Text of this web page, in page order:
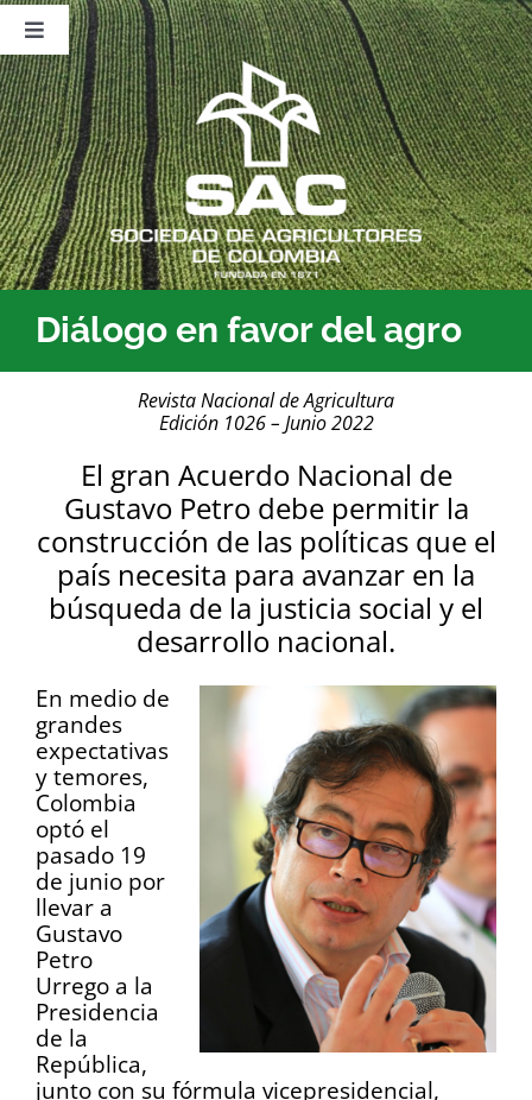
Saltar
contenido
Toggle
Navigation
Nosotros
Publicaciones
Sala de Prensa
Eventos
Diálogo en favor del agro
Revista Nacional de Agricultura
Edición 1026 – Junio 2022
El gran Acuerdo Nacional de
Gustavo Petro debe permitir la
construcción de las políticas que el
país necesita para avanzar en la
búsqueda de la justicia social y el
desarrollo nacional.
En medio de
grandes
expectativas
y temores,
Colombia
optó el
pasado 19
de junio por
llevar a
Gustavo
Petro
Urrego a la
Presidencia
de la
República,
junto con su fórmula vicepresidencial,